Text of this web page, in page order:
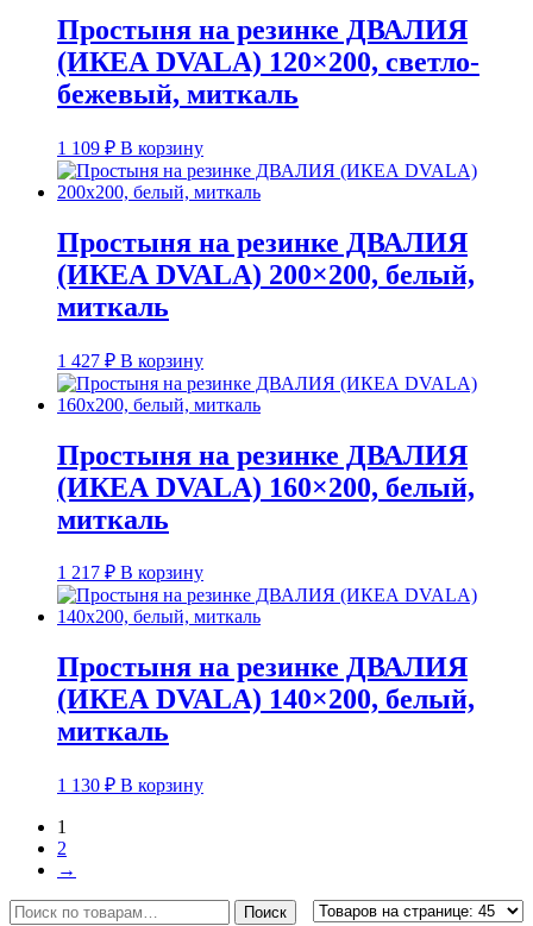
Простыня на резинке ДВАЛИЯ
(ИКЕА DVALA) 120×200, светло-
бежевый, миткаль
1 109 ₽ В корзину
Простыня на резинке ДВАЛИЯ
(ИКЕА DVALA) 200×200, белый,
миткаль
1 427 ₽ В корзину
Простыня на резинке ДВАЛИЯ
(ИКЕА DVALA) 160×200, белый,
миткаль
1 217 ₽ В корзину
Простыня на резинке ДВАЛИЯ
(ИКЕА DVALA) 140×200, белый,
миткаль
1 130 ₽ В корзину
1
2
→
Искать:
Поиск